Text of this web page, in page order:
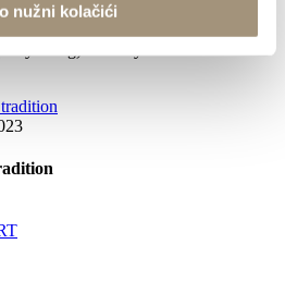
nužni kolačići
w różnych...